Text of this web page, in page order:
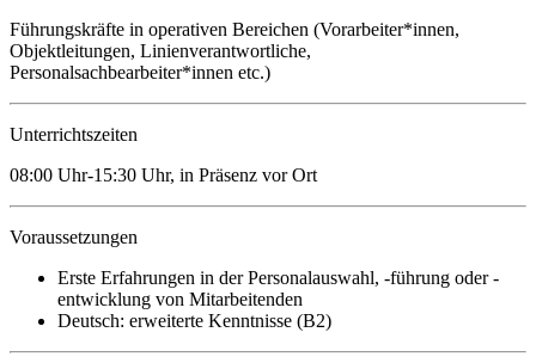
Führungskräfte in operativen Bereichen (Vorarbeiter*innen,
Objektleitungen, Linienverantwortliche,
Personalsachbearbeiter*innen etc.)
Unterrichtszeiten
08:00 Uhr-15:30 Uhr, in Präsenz vor Ort
Voraussetzungen
Erste Erfahrungen in der Personalauswahl, -führung oder -
entwicklung von Mitarbeitenden
Deutsch: erweiterte Kenntnisse (B2)